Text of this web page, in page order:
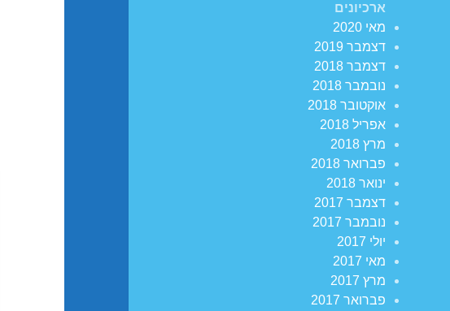
ארכיונים
מאי 2020
דצמבר 2019
דצמבר 2018
נובמבר 2018
אוקטובר 2018
אפריל 2018
מרץ 2018
פברואר 2018
ינואר 2018
דצמבר 2017
נובמבר 2017
יולי 2017
מאי 2017
מרץ 2017
פברואר 2017